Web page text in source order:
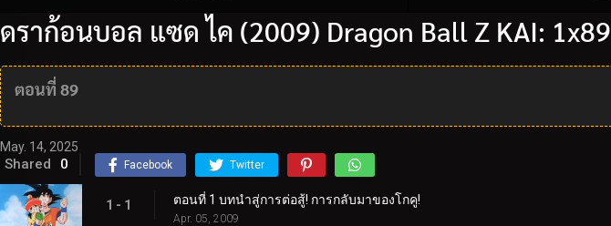
ดราก้อนบอล แซด ไค (2009) Dragon Ball Z KAI: 1x89
ตอนที่ 89
May. 14, 2025
Shared 0 Facebook Twitter
1 - 1 ตอนที่ 1 บทนำสู่การต่อสู้! การกลับมาของโกคู!
Apr. 05, 2009